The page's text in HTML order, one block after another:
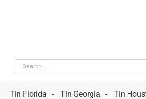
Search
for:
Tin Florida
Tin Georgia
Tin